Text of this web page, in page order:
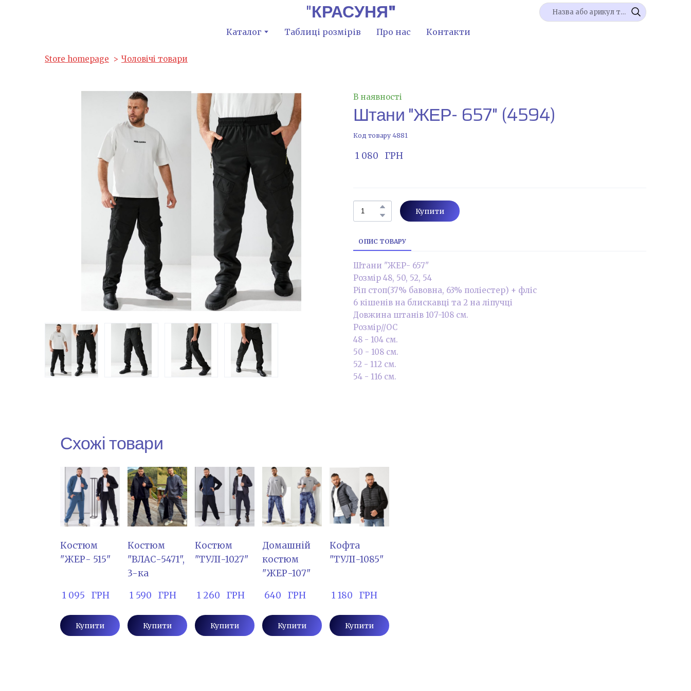
"КРАСУНЯ"
Каталог Таблиці розмірів Про нас Контакти
Store homepage Чоловічі товари
В наявності
Штани "ЖЕР- 657" (4594)
Код товару 4881
1 080   ГРН
Купити
ОПИС ТОВАРУ
Штани "ЖЕР- 657"
Розмір 48, 50, 52, 54
Ріп стоп(37% бавовна, 63% поліестер) + фліс
6 кішенів на блискавці та 2 на ліпучці
Довжина штанів 107-108 см.
Розмір//ОС
48 - 104 см.
50 - 108 см.
52 - 112 см.
54 - 116 см.
Схожі товари
Костюм
"ЖЕР- 515"
1 095   ГРН
Купити
Костюм
"ВЛАС-5471",
3-ка
1 590   ГРН
Купити
Костюм
"ТУЛІ-1027"
1 260   ГРН
Купити
Домашній
костюм
"ЖЕР-107"
640   ГРН
Купити
Кофта
"ТУЛІ-1085"
1 180   ГРН
Купити